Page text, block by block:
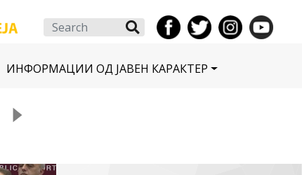
Search
ИНФОРМАЦИИ ОД ЈАВЕН КАРАКТЕР